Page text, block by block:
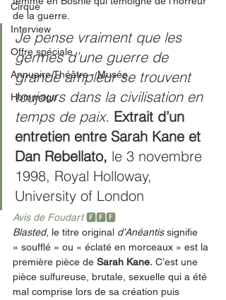
Cirque
Interview
Offre spéciale
Annuaire Théâtre - Musée
Hommage
de la guerre.
Je pense vraiment que les
germes d’une guerre de
grande ampleur se trouvent
toujours dans la civilisation en
temps de paix. Extrait d’un
entretien entre Sarah Kane et
Dan Rebellato, le 3 novembre
1998, Royal Holloway,
University of London
Avis de Foudart 🅵🅵🅵
Blasted, le titre original d’Anéantis signifie
« soufflé » ou « éclaté en morceaux » est la
première pièce de Sarah Kane. C’est une
pièce sulfureuse, brutale, sexuelle qui a été
mal comprise lors de sa création puis